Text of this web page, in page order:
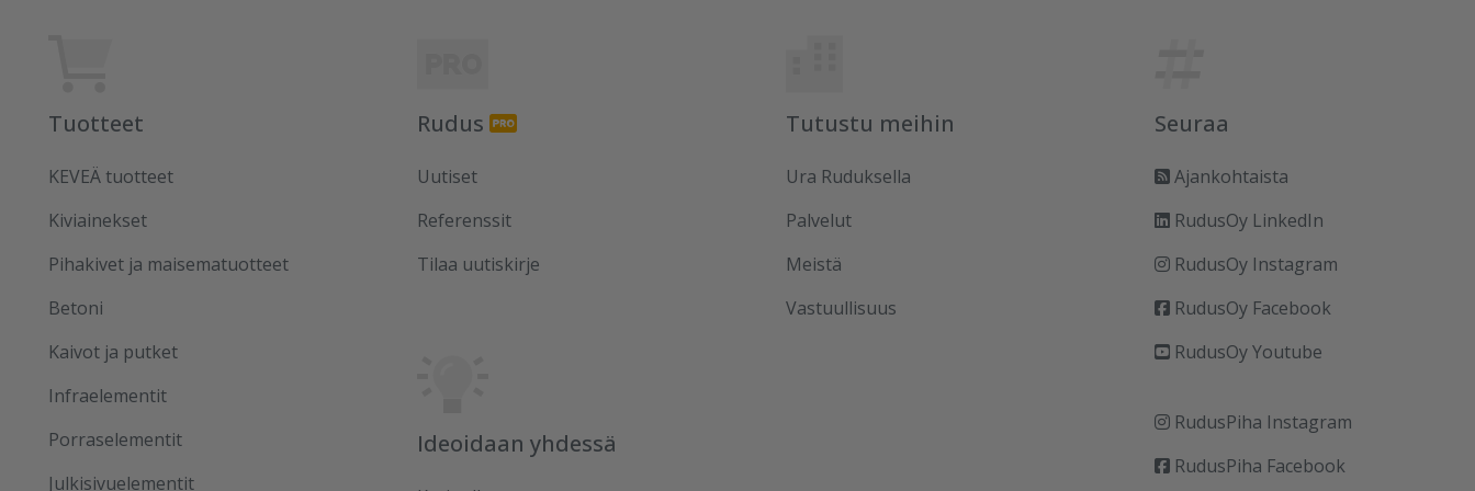
Tuotteet
KEVEÄ tuotteet
Kiviainekset
Pihakivet ja maisematuotteet
Betoni
Kaivot ja putket
Infraelementit
Porraselementit
Julkisivuelementit
Rudus
Uutiset
Referenssit
Tilaa uutiskirje
Ideoidaan yhdessä
Tutustu meihin
Ura Ruduksella
Palvelut
Meistä
Vastuullisuus
Seuraa
Ajankohtaista
RudusOy LinkedIn
RudusOy Instagram
RudusOy Facebook
RudusOy Youtube
RudusPiha Instagram
RudusPiha Facebook